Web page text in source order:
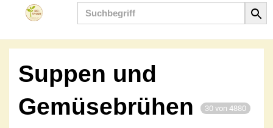
Produkt
Suppen und
Gemüsebrühen
30 von 4880